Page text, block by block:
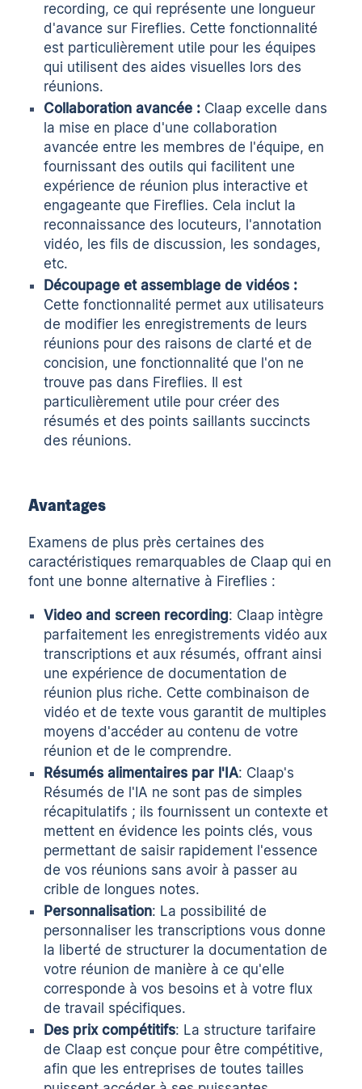
recording, ce qui représente une longueur
d'avance sur Fireflies. Cette fonctionnalité
est particulièrement utile pour les équipes
qui utilisent des aides visuelles lors des
réunions.
Collaboration avancée : Claap excelle dans
la mise en place d'une collaboration
avancée entre les membres de l'équipe, en
fournissant des outils qui facilitent une
expérience de réunion plus interactive et
engageante que Fireflies. Cela inclut la
reconnaissance des locuteurs, l'annotation
vidéo, les fils de discussion, les sondages,
etc.
Découpage et assemblage de vidéos :
Cette fonctionnalité permet aux utilisateurs
de modifier les enregistrements de leurs
réunions pour des raisons de clarté et de
concision, une fonctionnalité que l'on ne
trouve pas dans Fireflies. Il est
particulièrement utile pour créer des
résumés et des points saillants succincts
des réunions.
Avantages
Examens de plus près certaines des
caractéristiques remarquables de Claap qui en
font une bonne alternative à Fireflies :
Video and screen recording: Claap intègre
parfaitement les enregistrements vidéo aux
transcriptions et aux résumés, offrant ainsi
une expérience de documentation de
réunion plus riche. Cette combinaison de
vidéo et de texte vous garantit de multiples
moyens d'accéder au contenu de votre
réunion et de le comprendre.
Résumés alimentaires par l'IA: Claap's
Résumés de l'IA ne sont pas de simples
récapitulatifs ; ils fournissent un contexte et
mettent en évidence les points clés, vous
permettant de saisir rapidement l'essence
de vos réunions sans avoir à passer au
crible de longues notes.
Personnalisation: La possibilité de
personnaliser les transcriptions vous donne
la liberté de structurer la documentation de
votre réunion de manière à ce qu'elle
corresponde à vos besoins et à votre flux
de travail spécifiques.
Des prix compétitifs: La structure tarifaire
de Claap est conçue pour être compétitive,
afin que les entreprises de toutes tailles